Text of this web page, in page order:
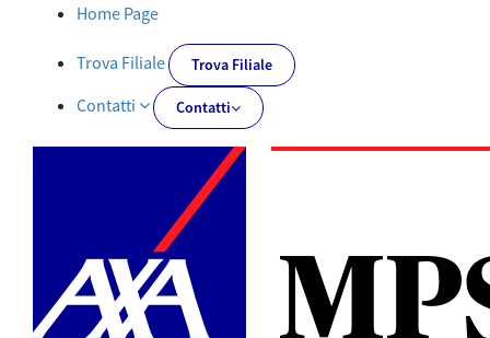
Documentazione obbligatoria | AXA MPS Financial - AXA-
Home Page
Trova Filiale Trova Filiale
Contatti Contatti